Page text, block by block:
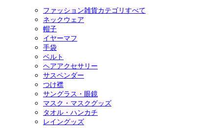
ファッション雑貨カテゴリすべて
ネックウェア
帽子
イヤーマフ
手袋
ベルト
ヘアアクセサリー
サスペンダー
つけ襟
サングラス・眼鏡
マスク・マスクグッズ
タオル・ハンカチ
レイングッズ